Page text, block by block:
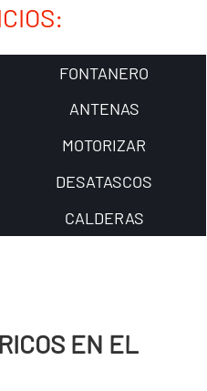
FONTANERO
ANTENAS
MOTORIZAR
DESATASCOS
CALDERAS
EN EL